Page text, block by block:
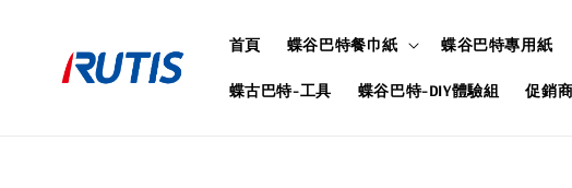
首頁 蝶谷巴特餐巾紙 蝶谷巴特專用紙
蝶古巴特-工具
蝶谷巴特-DIY體驗組 促銷